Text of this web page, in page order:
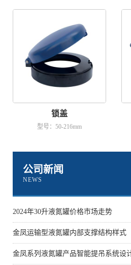
锁盖
型号：50-216mm
公司新闻
NEWS
2024年30升液氮罐价格市场走势
金凤运输型液氮罐内部支撑结构样式
金凤系列液氮罐产品智能提吊系统设